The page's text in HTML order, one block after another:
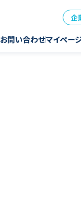
企
お問い合わせマイペー